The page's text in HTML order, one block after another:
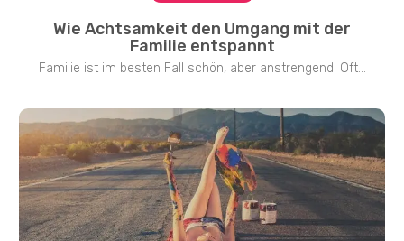
Wie Achtsamkeit den Umgang mit der
Familie entspannt
Familie ist im besten Fall schön, aber anstrengend. Oft...